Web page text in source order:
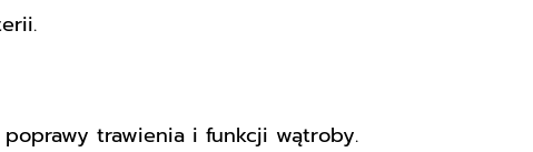
trawienia i funkcji wątroby.